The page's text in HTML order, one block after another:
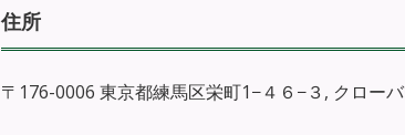
住所
〒176-0006 東京都練馬区栄町1−４６−３, クロー